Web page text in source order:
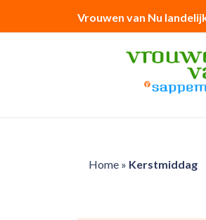
Vrouwen van Nu
Home» Kerstmiddag